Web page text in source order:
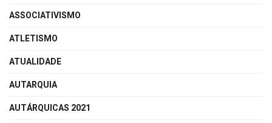
ASSOCIATIVISMO
ATLETISMO
ATUALIDADE
AUTARQUIA
AUTÁRQUICAS 2021